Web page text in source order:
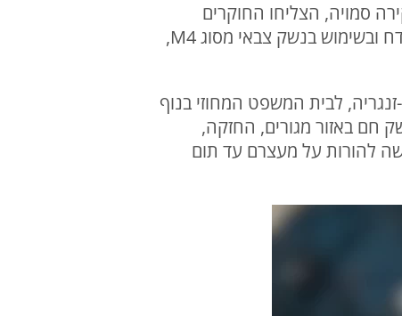
סמויה, הצליחו החוקרים
לחשוף עבירות נשק נוספות. על פי החשד, השניים היו מעורבים גם באירועי ירי באמצעות אקדח ובשימוש בנשק צבאי מסוג M4,
חמישה כתבי אישום נגד שני החשודים, בני 25 ו-21 מטובא א-זנגריה, לבית המשפט המחוזי בנוף
חם באזור מגורים, החזקה,
להורות על מעצרם עד תום